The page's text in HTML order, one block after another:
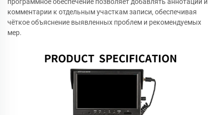
комментарии к отдельным участкам записи, обеспечивая
чёткое объяснение выявленных проблем и рекомендуемых
мер.